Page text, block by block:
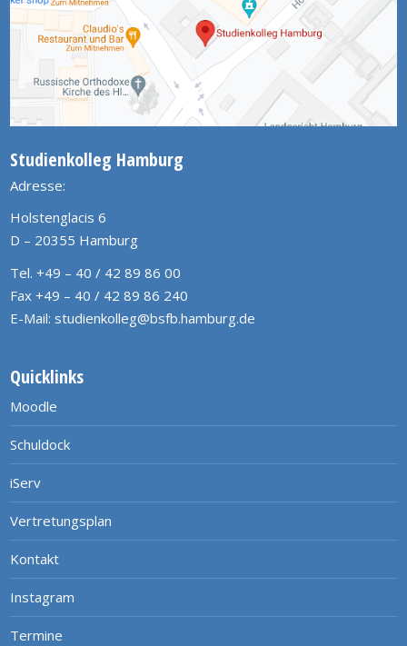
Studienkolleg Hamburg
Adresse:
Holstenglacis 6
D – 20355 Hamburg
Tel. +49 – 40 / 42 89 86 00
Fax +49 – 40 / 42 89 86 240
E-Mail: studienkolleg@bsfb.hamburg.de
Quicklinks
Moodle
Schuldock
iServ
Vertretungsplan
Kontakt
Instagram
Termine